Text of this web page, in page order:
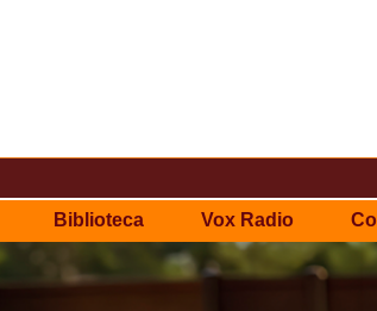
Biblioteca Vox Radio